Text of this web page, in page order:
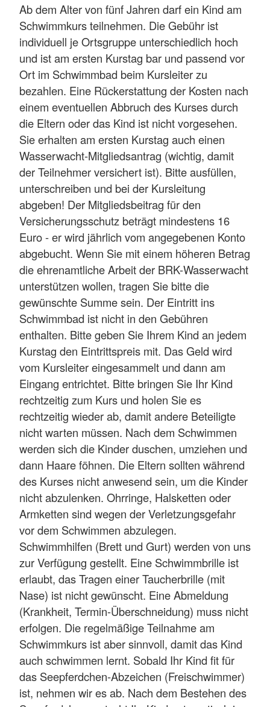
Ab dem Alter von fünf Jahren darf ein Kind am
Schwimmkurs teilnehmen. Die Gebühr ist
individuell je Ortsgruppe unterschiedlich hoch
und ist am ersten Kurstag bar und passend vor
Ort im Schwimmbad beim Kursleiter zu
bezahlen. Eine Rückerstattung der Kosten nach
einem eventuellen Abbruch des Kurses durch
die Eltern oder das Kind ist nicht vorgesehen.
Sie erhalten am ersten Kurstag auch einen
Wasserwacht-Mitgliedsantrag (wichtig, damit
der Teilnehmer versichert ist). Bitte ausfüllen,
unterschreiben und bei der Kursleitung
abgeben! Der Mitgliedsbeitrag für den
Versicherungsschutz beträgt mindestens 16
Euro - er wird jährlich vom angegebenen Konto
abgebucht. Wenn Sie mit einem höheren Betrag
die ehrenamtliche Arbeit der BRK-Wasserwacht
unterstützen wollen, tragen Sie bitte die
gewünschte Summe sein. Der Eintritt ins
Schwimmbad ist nicht in den Gebühren
enthalten. Bitte geben Sie Ihrem Kind an jedem
Kurstag den Eintrittspreis mit. Das Geld wird
vom Kursleiter eingesammelt und dann am
Eingang entrichtet. Bitte bringen Sie Ihr Kind
rechtzeitig zum Kurs und holen Sie es
rechtzeitig wieder ab, damit andere Beteiligte
nicht warten müssen. Nach dem Schwimmen
werden sich die Kinder duschen, umziehen und
dann Haare föhnen. Die Eltern sollten während
des Kurses nicht anwesend sein, um die Kinder
nicht abzulenken. Ohrringe, Halsketten oder
Armketten sind wegen der Verletzungsgefahr
vor dem Schwimmen abzulegen.
Schwimmhilfen (Brett und Gurt) werden von uns
zur Verfügung gestellt. Eine Schwimmbrille ist
erlaubt, das Tragen einer Taucherbrille (mit
Nase) ist nicht gewünscht. Eine Abmeldung
(Krankheit, Termin-Überschneidung) muss nicht
erfolgen. Die regelmäßige Teilnahme am
Schwimmkurs ist aber sinnvoll, damit das Kind
auch schwimmen lernt. Sobald Ihr Kind fit für
das Seepferdchen-Abzeichen (Freischwimmer)
ist, nehmen wir es ab. Nach dem Bestehen des